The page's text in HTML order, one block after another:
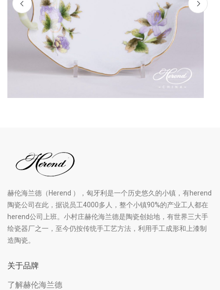
赫伦海兰德（Herend ），匈牙利是一个历史悠久的小镇，有herend
陶瓷公司在此，据说员工4000多人，整个小镇90%的产业工人都在
herend公司上班。小村庄赫伦海兰德是陶瓷创始地，有世界三大手
绘瓷器厂之一，至今仍按传统手工艺方法，利用手工成形和上漆制
造陶瓷。
关于品牌
了解赫伦海兰德